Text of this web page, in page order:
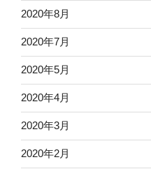
2020年8月
2020年7月
2020年5月
2020年4月
2020年3月
2020年2月